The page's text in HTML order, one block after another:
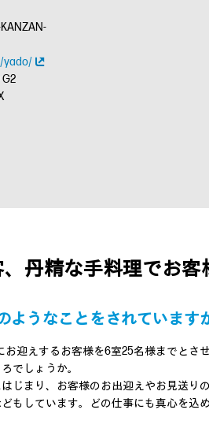
yado/
丹精な手料理でお
ようなことをされています
お迎えするお客様を6室25名様までと
でしょうか。
じまり、お客様のお出迎えやお見送
もしています。どの仕事にも真心を込